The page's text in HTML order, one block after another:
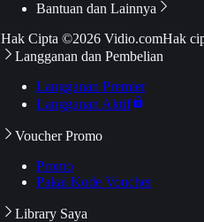
Bantuan dan Lainnya
Hak Cipta ©2026 Vidio.comHak
Langganan dan Pembelian
Langganan Premier
Langganan Aktif
Voucher Promo
Promo
Pakai Kode Voucher
Library Saya